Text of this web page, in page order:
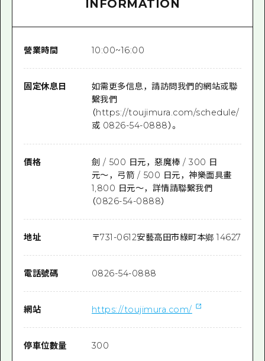
INFORMATION
營業時間 10:00~16:00
固定休息日
如需更多信息，請訪問我們的網站或聯
繫我們
（https://toujimura.com/schedule/
或 0826-54-0888）。
價格
劍 / 500 日元，惡魔棒 / 300 日
元〜，弓箭 / 500 日元，神樂面具畫
1,800 日元〜，詳情請聯繫我們
（0826-54-0888）
地址 〒731-0612安藝高田市綠町本鄉 14627
電話號碼 0826-54-0888
網站 https://toujimura.com/
停車位數量 300